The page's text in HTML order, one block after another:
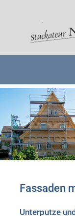
Fassaden
Unterputze